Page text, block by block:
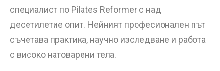
специалист по Pilates Reformer с над
десетилетие опит. Нейният професионален път
съчетава практика, научно изследване и работа
с високо натоварени тела.